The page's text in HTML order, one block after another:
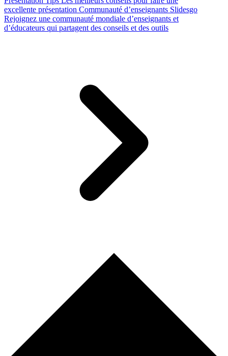
excellente présentation Communauté d’enseignants Slidesgo
Rejoignez une communauté mondiale d’enseignants et
d’éducateurs qui partagent des conseils et des outils